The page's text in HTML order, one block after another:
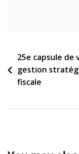
Navigation
de
l’article
25e capsule de
gestion
fiscale